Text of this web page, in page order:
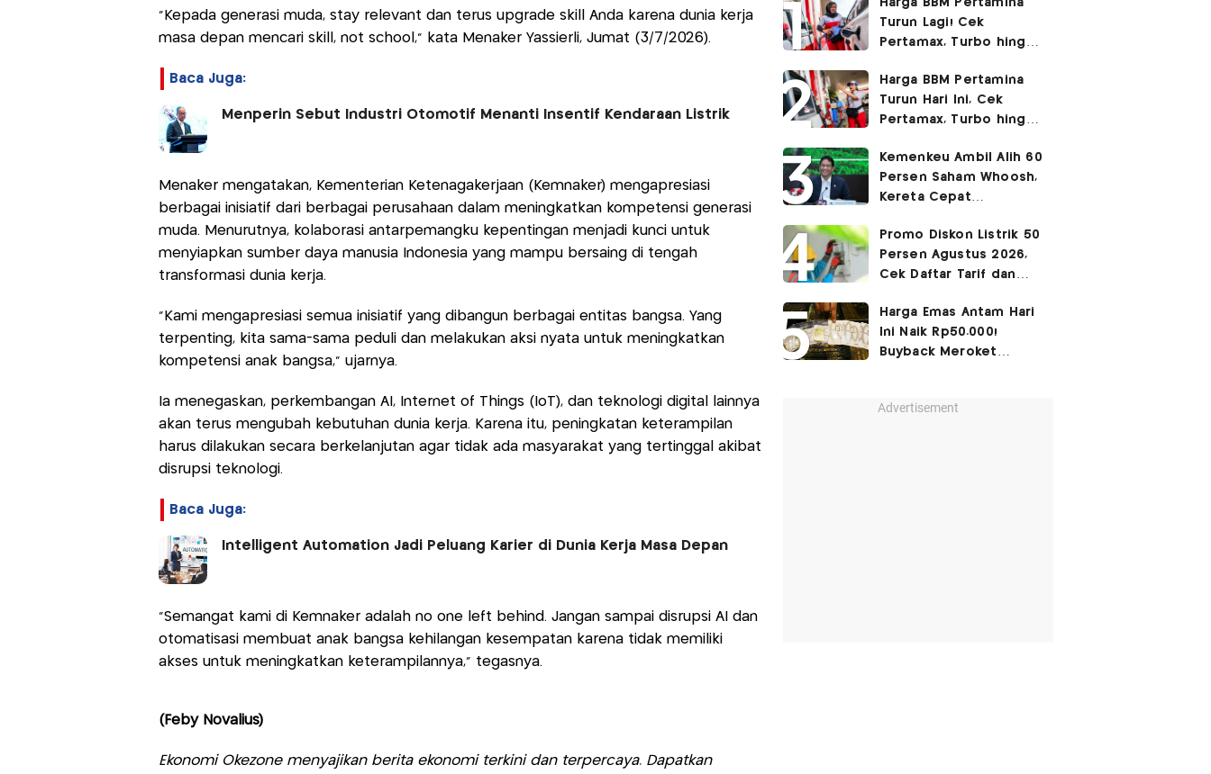
"Kepada generasi muda, stay relevant dan terus upgrade skill Anda karena dunia kerja
masa depan mencari skill, not school," kata Menaker Yassierli, Jumat (3/7/2026).
Baca Juga:
Menperin Sebut Industri Otomotif Menanti Insentif Kendaraan Listrik
Menaker mengatakan, Kementerian Ketenagakerjaan (Kemnaker) mengapresiasi
berbagai inisiatif dari berbagai perusahaan dalam meningkatkan kompetensi generasi
muda. Menurutnya, kolaborasi antarpemangku kepentingan menjadi kunci untuk
menyiapkan sumber daya manusia Indonesia yang mampu bersaing di tengah
transformasi dunia kerja.
"Kami mengapresiasi semua inisiatif yang dibangun berbagai entitas bangsa. Yang
terpenting, kita sama-sama peduli dan melakukan aksi nyata untuk meningkatkan
kompetensi anak bangsa," ujarnya.
Ia menegaskan, perkembangan AI, Internet of Things (IoT), dan teknologi digital lainnya
akan terus mengubah kebutuhan dunia kerja. Karena itu, peningkatan keterampilan
harus dilakukan secara berkelanjutan agar tidak ada masyarakat yang tertinggal akibat
disrupsi teknologi.
Baca Juga:
Intelligent Automation Jadi Peluang Karier di Dunia Kerja Masa Depan
"Semangat kami di Kemnaker adalah no one left behind. Jangan sampai disrupsi AI dan
otomatisasi membuat anak bangsa kehilangan kesempatan karena tidak memiliki
akses untuk meningkatkan keterampilannya," tegasnya.
(Feby Novalius)
Ekonomi Okezone menyajikan berita ekonomi terkini dan terpercaya. Dapatkan
Harga BBM Pertamina
Turun Lagi! Cek
Pertamax, Turbo hingga
Agustus 2026
Harga BBM Pertamina
Turun Hari Ini, Cek
Pertamax, Turbo hingga
2026
Kemenkeu Ambil Alih 60
Persen Saham Whoosh,
Kereta Cepat
Surabaya
Promo Diskon Listrik 50
Persen Agustus 2026,
Cek Daftar Tarif dan
Harga Emas Antam Hari
Ini Naik Rp50.000!
Buyback Meroket
Advertisement